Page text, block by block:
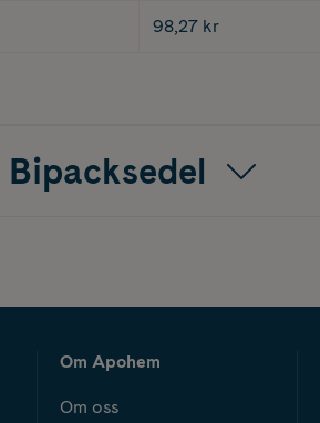
98,27 kr
Bipacksedel
Om Apohem
Om oss